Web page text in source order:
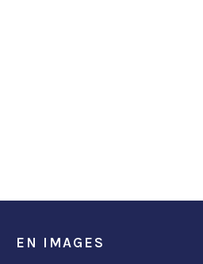
EN IMAGES